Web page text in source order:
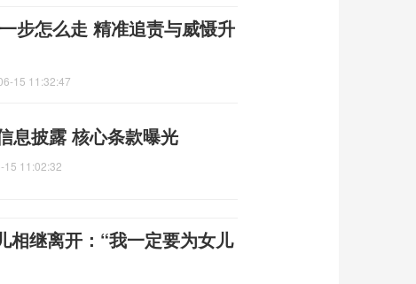
步怎么走 精准追责与威慑升
15 11:32:47
息披露 核心条款曝光
15 11:02:32
相继离开：“我一定要为女儿